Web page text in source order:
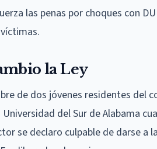
las penas por choques con
la Ley
de dos jóvenes residentes del
del Sur de Alabama
se declaro culpable de darse a